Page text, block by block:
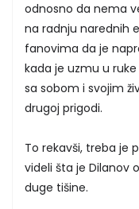
odnosno da nema
na radnju narednih
fanovima da je
kada je uzmu u
sa sobom i svojim
drugoj prigodi.
To rekavši, treba je
videli šta je Dilanov
duge tišine.